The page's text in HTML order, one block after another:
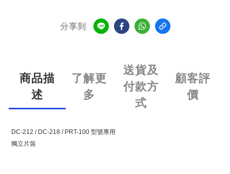
分享到
商品描
述
了解更
多
送貨及
付款方
式
顧客評
價
DC-212 / DC-218 / PRT-100 型號專用
獨立片裝